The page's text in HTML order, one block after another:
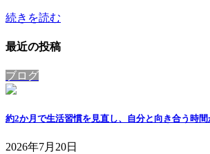
続きを読む
最近の投稿
ブログ
約2か月で生活習慣を見直し、自分と向き合う時
2026年7月20日